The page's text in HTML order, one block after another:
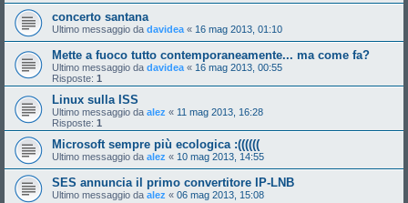
concerto santana
Ultimo messaggio da davidea « 16 mag 2013, 01:10
Mette a fuoco tutto contemporaneamente... ma come fa?
Ultimo messaggio da davidea « 16 mag 2013, 00:55
Risposte: 1
Linux sulla ISS
Ultimo messaggio da alez « 11 mag 2013, 16:28
Risposte: 1
Microsoft sempre più ecologica :((((((
Ultimo messaggio da alez « 10 mag 2013, 14:55
SES annuncia il primo convertitore IP-LNB
Ultimo messaggio da alez « 06 mag 2013, 15:08